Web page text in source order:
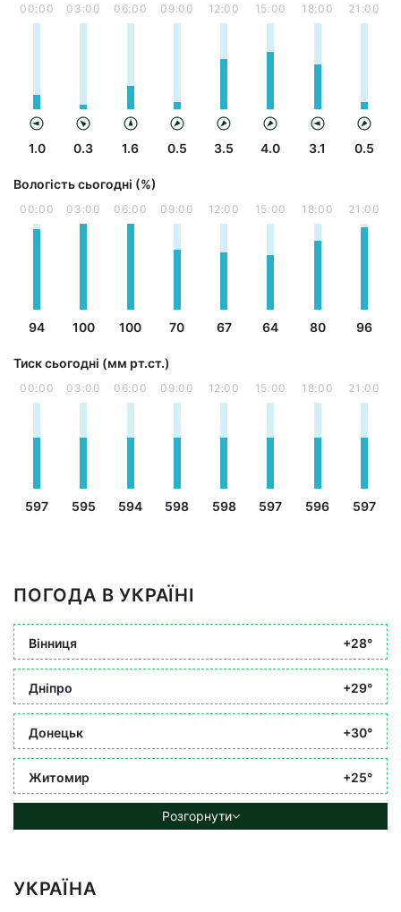
00:00
1.0
03:00
0.3
06:00
1.6
09:00
0.5
12:00
3.5
15:00
4.0
18:00
3.1
21:00
0.5
Вологість сьогодні (%)
00:00
94
03:00
100
06:00
100
09:00
70
12:00
67
15:00
64
18:00
80
21:00
96
Тиск сьогодні (мм рт.ст.)
00:00
597
03:00
595
06:00
594
09:00
598
12:00
598
15:00
597
18:00
596
21:00
597
ПОГОДА В УКРАЇНІ
Вінниця +28°
Дніпро +29°
Донецьк +30°
Житомир +25°
Розгорнути
УКРАЇНА